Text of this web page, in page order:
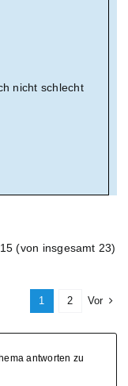
nicht schlecht
(von insgesamt 23)
1 2 Vor
antworten zu